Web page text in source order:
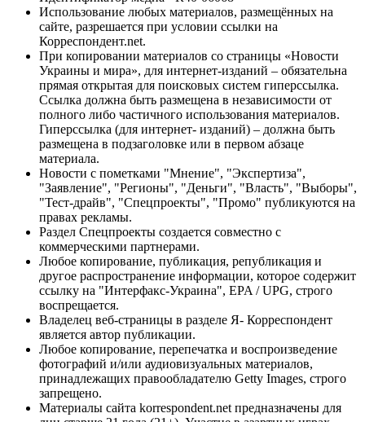
Использование любых материалов, размещённых на
сайте, разрешается при условии ссылки на
Корреспондент.net.
При копировании материалов со страницы «Новости
Украины и мира», для интернет-изданий – обязательна
прямая открытая для поисковых систем гиперссылка.
Ссылка должна быть размещена в независимости от
полного либо частичного использования материалов.
Гиперссылка (для интернет- изданий) – должна быть
размещена в подзаголовке или в первом абзаце
материала.
Новости с пометками "Мнение", "Экспертиза",
"Заявление", "Регионы", "Деньги", "Власть", "Выборы",
"Тест-драйв", "Спецпроекты", "Промо" публикуются на
правах рекламы.
Раздел Спецпроекты создается совместно с
коммерческими партнерами.
Любое копирование, публикация, републикация и
другое распространение информации, которое содержит
ссылку на "Интерфакс-Украина", EPA / UPG, строго
воспрещается.
Владелец веб-страницы в разделе Я- Корреспондент
является автор публикации.
Любое копирование, перепечатка и воспроизведение
фотографий и/или аудиовизуальных материалов,
принадлежащих правообладателю Getty Images, строго
запрещено.
Материалы сайта korrespondent.net предназначены для